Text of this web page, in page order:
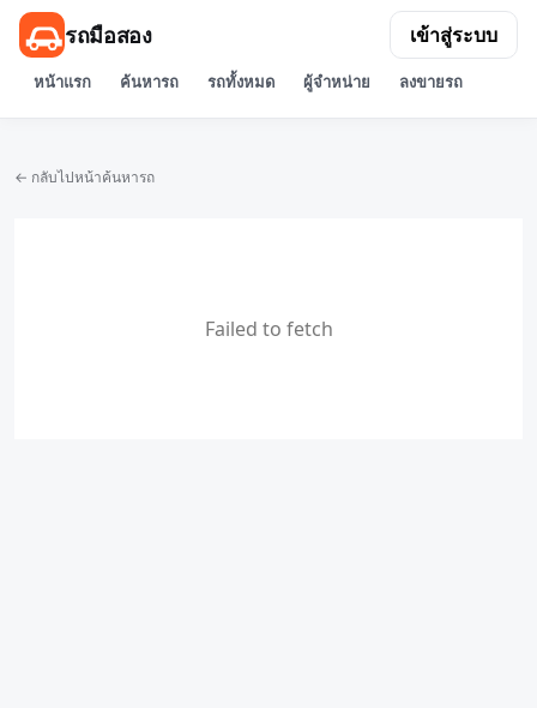
รถมือสอง
หน้าแรก ค้นหารถ รถทั้งหมด ผู้จำหน่าย ลงขายรถ
เข้าสู่ระบบ
← กลับไปหน้าค้นหารถ
Failed to fetch